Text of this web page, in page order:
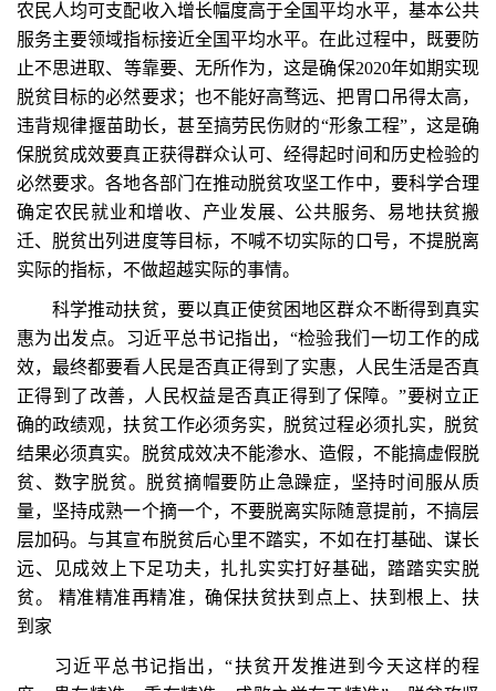
农民人均可支配收入增长幅度高于全国平均水平，基本公共
服务主要领域指标接近全国平均水平。在此过程中，既要防
止不思进取、等靠要、无所作为，这是确保2020年如期实现
脱贫目标的必然要求；也不能好高骛远、把胃口吊得太高，
违背规律揠苗助长，甚至搞劳民伤财的“形象工程”，这是确
保脱贫成效要真正获得群众认可、经得起时间和历史检验的
必然要求。各地各部门在推动脱贫攻坚工作中，要科学合理
确定农民就业和增收、产业发展、公共服务、易地扶贫搬
迁、脱贫出列进度等目标，不喊不切实际的口号，不提脱离
实际的指标，不做超越实际的事情。
科学推动扶贫，要以真正使贫困地区群众不断得到真实
惠为出发点。习近平总书记指出，“检验我们一切工作的成
效，最终都要看人民是否真正得到了实惠，人民生活是否真
正得到了改善，人民权益是否真正得到了保障。”要树立正
确的政绩观，扶贫工作必须务实，脱贫过程必须扎实，脱贫
结果必须真实。脱贫成效决不能渗水、造假，不能搞虚假脱
贫、数字脱贫。脱贫摘帽要防止急躁症，坚持时间服从质
量，坚持成熟一个摘一个，不要脱离实际随意提前，不搞层
层加码。与其宣布脱贫后心里不踏实，不如在打基础、谋长
远、见成效上下足功夫，扎扎实实打好基础，踏踏实实脱
贫。 精准精准再精准，确保扶贫扶到点上、扶到根上、扶
到家
习近平总书记指出，“扶贫开发推进到今天这样的程